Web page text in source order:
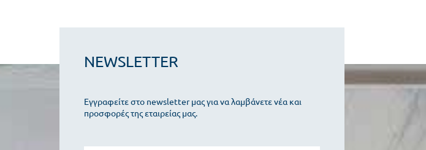
NEWSLETTER
Εγγραφείτε στο newsletter μας για να λαμβάνετε νέα και
προσφορές της εταιρείας μας.